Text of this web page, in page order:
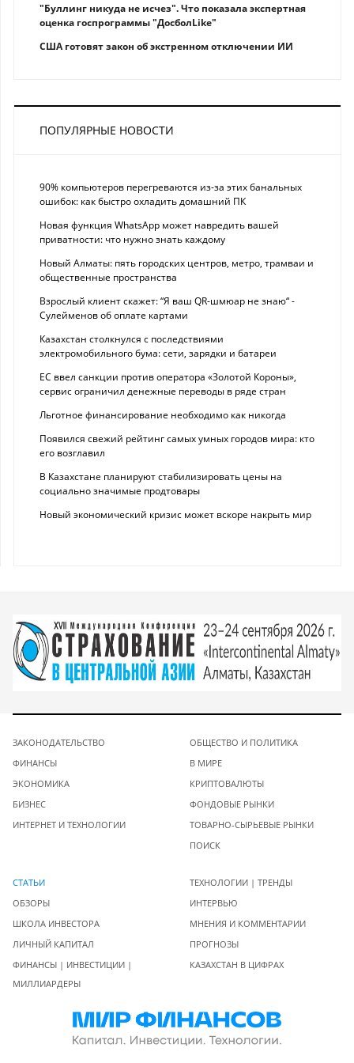
"Буллинг никуда не исчез". Что показала экспертная
оценка госпрограммы "ДосболLike"
США готовят закон об экстренном отключении ИИ
ПОПУЛЯРНЫЕ НОВОСТИ
90% компьютеров перегреваются из-за этих банальных
ошибок: как быстро охладить домашний ПК
Новая функция WhatsApp может навредить вашей
приватности: что нужно знать каждому
Новый Алматы: пять городских центров, метро, трамваи и
общественные пространства
Взрослый клиент скажет: “Я ваш QR-шмюар не знаю“ -
Сулейменов об оплате картами
Казахстан столкнулся с последствиями
электромобильного бума: сети, зарядки и батареи
ЕС ввел санкции против оператора «Золотой Короны»,
сервис ограничил денежные переводы в ряде стран
Льготное финансирование необходимо как никогда
Появился свежий рейтинг самых умных городов мира: кто
его возглавил
В Казахстане планируют стабилизировать цены на
социально значимые продтовары
Новый экономический кризис может вскоре накрыть мир
ЗАКОНОДАТЕЛЬСТВО
ФИНАНСЫ
ЭКОНОМИКА
БИЗНЕС
ИНТЕРНЕТ И ТЕХНОЛОГИИ
ОБЩЕСТВО И ПОЛИТИКА
В МИРЕ
КРИПТОВАЛЮТЫ
ФОНДОВЫЕ РЫНКИ
ТОВАРНО-СЫРЬЕВЫЕ РЫНКИ
ПОИСК
СТАТЬИ
ОБЗОРЫ
ШКОЛА ИНВЕСТОРА
ЛИЧНЫЙ КАПИТАЛ
ФИНАНСЫ | ИНВЕСТИЦИИ |
МИЛЛИАРДЕРЫ
ТЕХНОЛОГИИ | ТРЕНДЫ
ИНТЕРВЬЮ
МНЕНИЯ И КОММЕНТАРИИ
ПРОГНОЗЫ
КАЗАХСТАН В ЦИФРАХ